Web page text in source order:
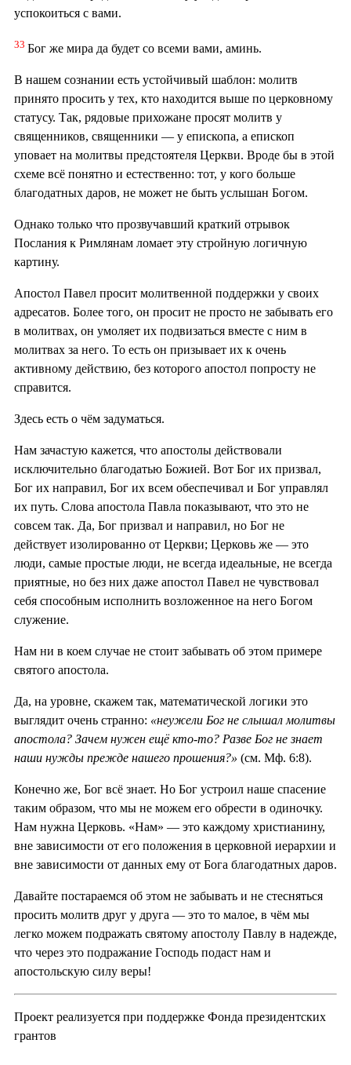
успокоиться с вами.
33 Бог же мира да будет со всеми вами, аминь.
В нашем сознании есть устойчивый шаблон: молитв
принято просить у тех, кто находится выше по церковному
статусу. Так, рядовые прихожане просят молитв у
священников, священники — у епископа, а епископ
уповает на молитвы предстоятеля Церкви. Вроде бы в этой
схеме всё понятно и естественно: тот, у кого больше
благодатных даров, не может не быть услышан Богом.
Однако только что прозвучавший краткий отрывок
Послания к Римлянам ломает эту стройную логичную
картину.
Апостол Павел просит молитвенной поддержки у своих
адресатов. Более того, он просит не просто не забывать его
в молитвах, он умоляет их подвизаться вместе с ним в
молитвах за него. То есть он призывает их к очень
активному действию, без которого апостол попросту не
справится.
Здесь есть о чём задуматься.
Нам зачастую кажется, что апостолы действовали
исключительно благодатью Божией. Вот Бог их призвал,
Бог их направил, Бог их всем обеспечивал и Бог управлял
их путь. Слова апостола Павла показывают, что это не
совсем так. Да, Бог призвал и направил, но Бог не
действует изолированно от Церкви; Церковь же — это
люди, самые простые люди, не всегда идеальные, не всегда
приятные, но без них даже апостол Павел не чувствовал
себя способным исполнить возложенное на него Богом
служение.
Нам ни в коем случае не стоит забывать об этом примере
святого апостола.
Да, на уровне, скажем так, математической логики это
выглядит очень странно: «неужели Бог не слышал молитвы
апостола? Зачем нужен ещё кто-то? Разве Бог не знает
наши нужды прежде нашего прошения?» (см. Мф. 6:8).
Конечно же, Бог всё знает. Но Бог устроил наше спасение
таким образом, что мы не можем его обрести в одиночку.
Нам нужна Церковь. «Нам» — это каждому христианину,
вне зависимости от его положения в церковной иерархии и
вне зависимости от данных ему от Бога благодатных даров.
Давайте постараемся об этом не забывать и не стесняться
просить молитв друг у друга — это то малое, в чём мы
легко можем подражать святому апостолу Павлу в надежде,
что через это подражание Господь подаст нам и
апостольскую силу веры!
Проект реализуется при поддержке Фонда президентских
грантов